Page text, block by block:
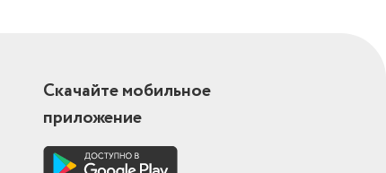
Скачайте мобильное
приложение